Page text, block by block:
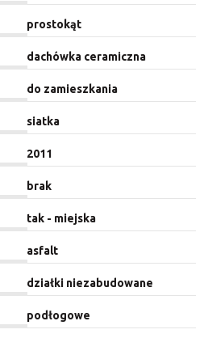
prostokąt
dachówka ceramiczna
do zamieszkania
siatka
2011
brak
tak - miejska
asfalt
działki niezabudowane
podłogowe